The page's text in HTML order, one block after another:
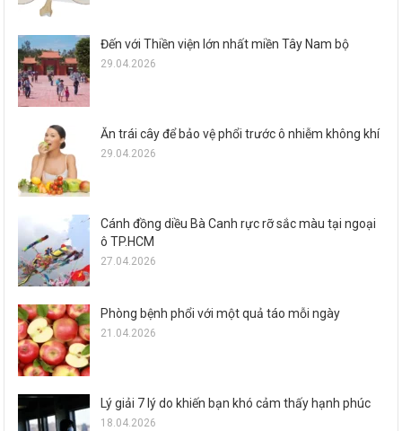
Đến với Thiền viện lớn nhất miền Tây Nam bộ
29.04.2026
Ăn trái cây để bảo vệ phổi trước ô nhiễm không khí
29.04.2026
Cánh đồng diều Bà Canh rực rỡ sắc màu tại ngoại
ô TP.HCM
27.04.2026
Phòng bệnh phổi với một quả táo mỗi ngày
21.04.2026
Lý giải 7 lý do khiến bạn khó cảm thấy hạnh phúc
18.04.2026